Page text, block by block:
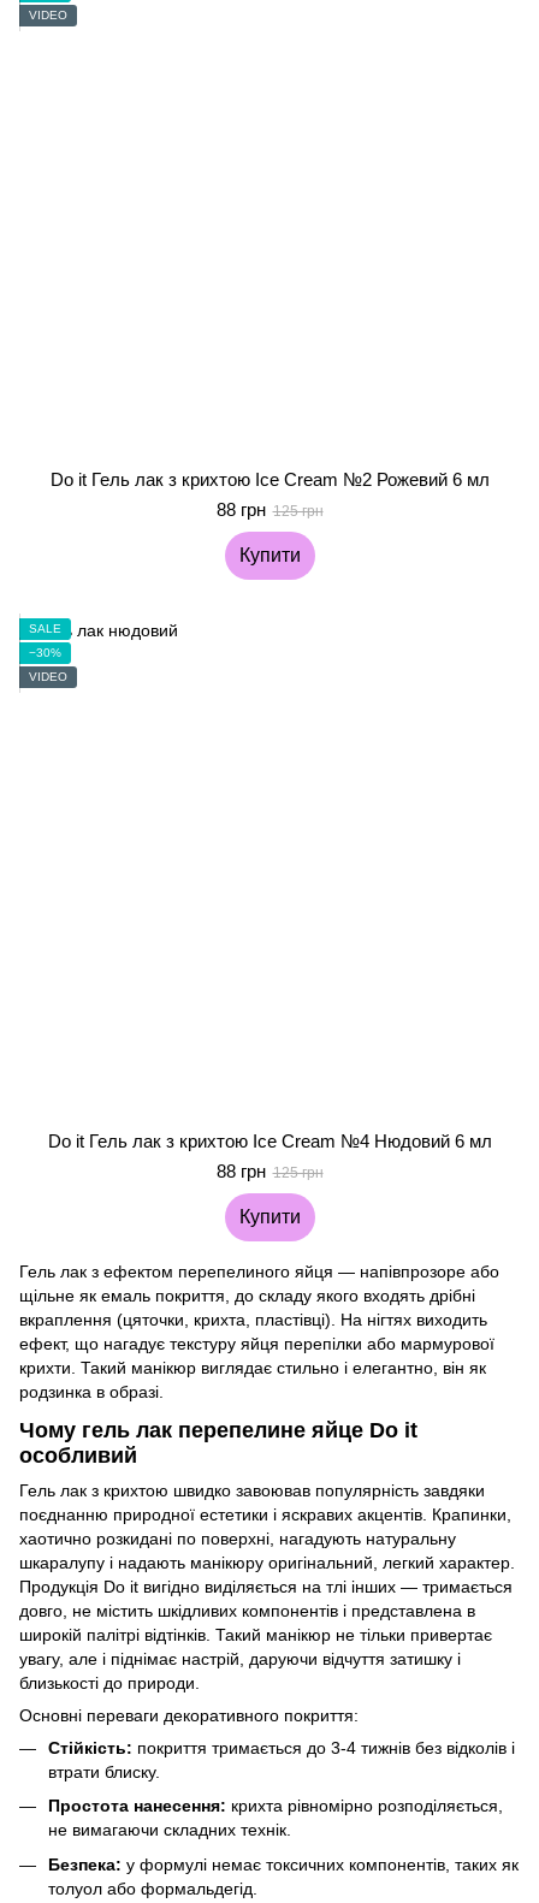
VIDEO
Do it Гель лак з крихтою Ice Cream №2 Рожевий 6 мл
88 грн 125 грн
Купити
SALE
−30%
VIDEO
Do it Гель лак з крихтою Ice Cream №4 Нюдовий 6 мл
88 грн 125 грн
Купити
Гель лак з ефектом перепелиного яйця — напівпрозоре або
щільне як емаль покриття, до складу якого входять дрібні
вкраплення (цяточки, крихта, пластівці). На нігтях виходить
ефект, що нагадує текстуру яйця перепілки або мармурової
крихти. Такий манікюр виглядає стильно і елегантно, він як
родзинка в образі.
Чому гель лак перепелине яйце Do it
особливий
Гель лак з крихтою швидко завоював популярність завдяки
поєднанню природної естетики і яскравих акцентів. Крапинки,
хаотично розкидані по поверхні, нагадують натуральну
шкаралупу і надають манікюру оригінальний, легкий характер.
Продукція Do it вигідно виділяється на тлі інших — тримається
довго, не містить шкідливих компонентів і представлена в
широкій палітрі відтінків. Такий манікюр не тільки привертає
увагу, але і піднімає настрій, даруючи відчуття затишку і
близькості до природи.
Основні переваги декоративного покриття:
Стійкість: покриття тримається до 3-4 тижнів без відколів і
втрати блиску.
Простота нанесення: крихта рівномірно розподіляється,
не вимагаючи складних технік.
Безпека: у формулі немає токсичних компонентів, таких як
толуол або формальдегід.